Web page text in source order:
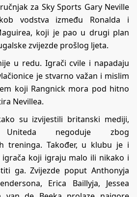
za Sky Sports Gary Neville
vodstva između Ronalda i
koji je pao u drugi plan
zvijezde prošlog ljeta.
u redu. Igrači cvile i napadaju
je stvarno važan i mislim
koji Rangnick mora pod hitno
Nevillea.
su izvijestili britanski mediji,
negoduje zbog
treninga. Također, u klubu je i
koji igraju malo ili nikako i
ga. Zvijezde poput Anthonyja
Erica Baillyja, Jessea